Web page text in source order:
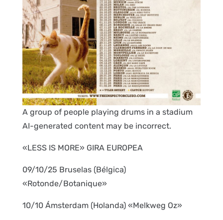
A group of people playing drums in a stadium
AI-generated content may be incorrect.
«LESS IS MORE» GIRA EUROPEA
09/10/25 Bruselas (Bélgica)
«Rotonde/Botanique»
10/10 Ámsterdam (Holanda) «Melkweg Oz»